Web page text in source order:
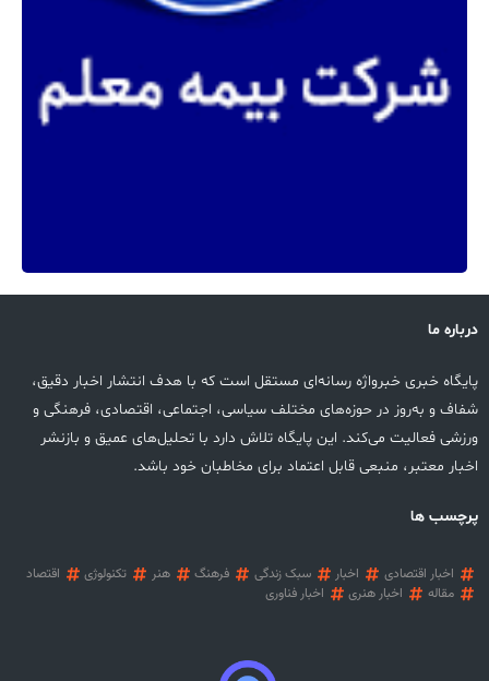
درباره ما
پایگاه خبری خبرواژه رسانه‌ای مستقل است که با هدف انتشار اخبار دقیق،
شفاف و به‌روز در حوزه‌های مختلف سیاسی، اجتماعی، اقتصادی، فرهنگی و
ورزشی فعالیت می‌کند. این پایگاه تلاش دارد با تحلیل‌های عمیق و بازنشر
اخبار معتبر، منبعی قابل اعتماد برای مخاطبان خود باشد.
پرچسب ها
اخبار اقتصادی اخبار سبک زندگی فرهنگ هنر تکنولوژی
اقتصاد
مقاله
اخبار هنری اخبار فناوری